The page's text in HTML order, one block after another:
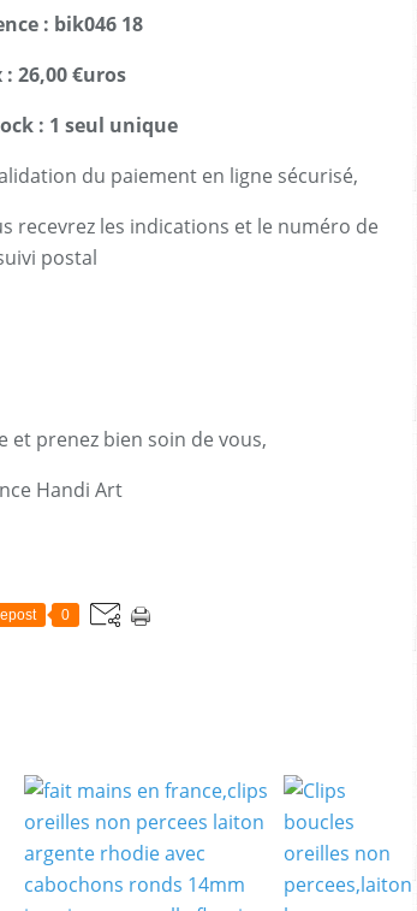
: bik046 18
: 26,00 €uros
: 1 seul unique
du paiement en ligne sécurisé,
recevrez les indications et le numéro de
postal
et prenez bien soin de vous,
Handi Art
0